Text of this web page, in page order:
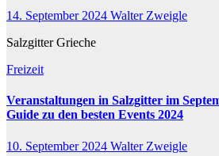
14. September 2024 Walter Zweigle
Salzgitter Grieche
Freizeit
Veranstaltungen in Salzgitter im
Guide zu den besten Events 2024
10. September 2024 Walter Zweigle